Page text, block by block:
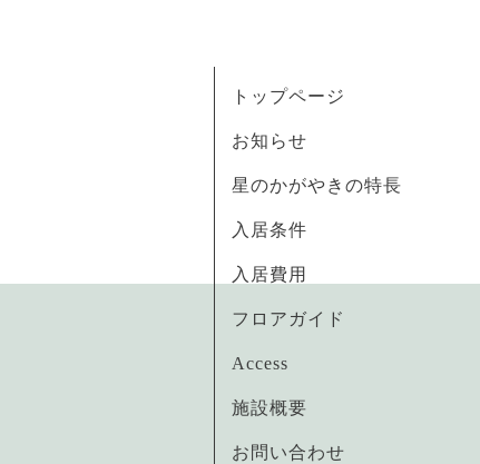
トップページ
お知らせ
星のかがやきの特長
入居条件
入居費用
フロアガイド
Access
施設概要
お問い合わせ